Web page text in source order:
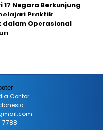
17 Negara Berkunjung
Praktik
dalam Operasional
Center
7788